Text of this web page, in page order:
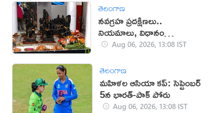
తెలంగాణ
నవగ్రహ ప్రదక్షిణలు..
నియమాలు, విధానం
తెలుసుకోండి
Aug 06, 2026, 13:08 IST
తెలంగాణ
మహిళల ఆసియా కప్‌: సెప్టెంబర్
5న భారత్-పాక్ పోరు
Aug 06, 2026, 13:08 IST